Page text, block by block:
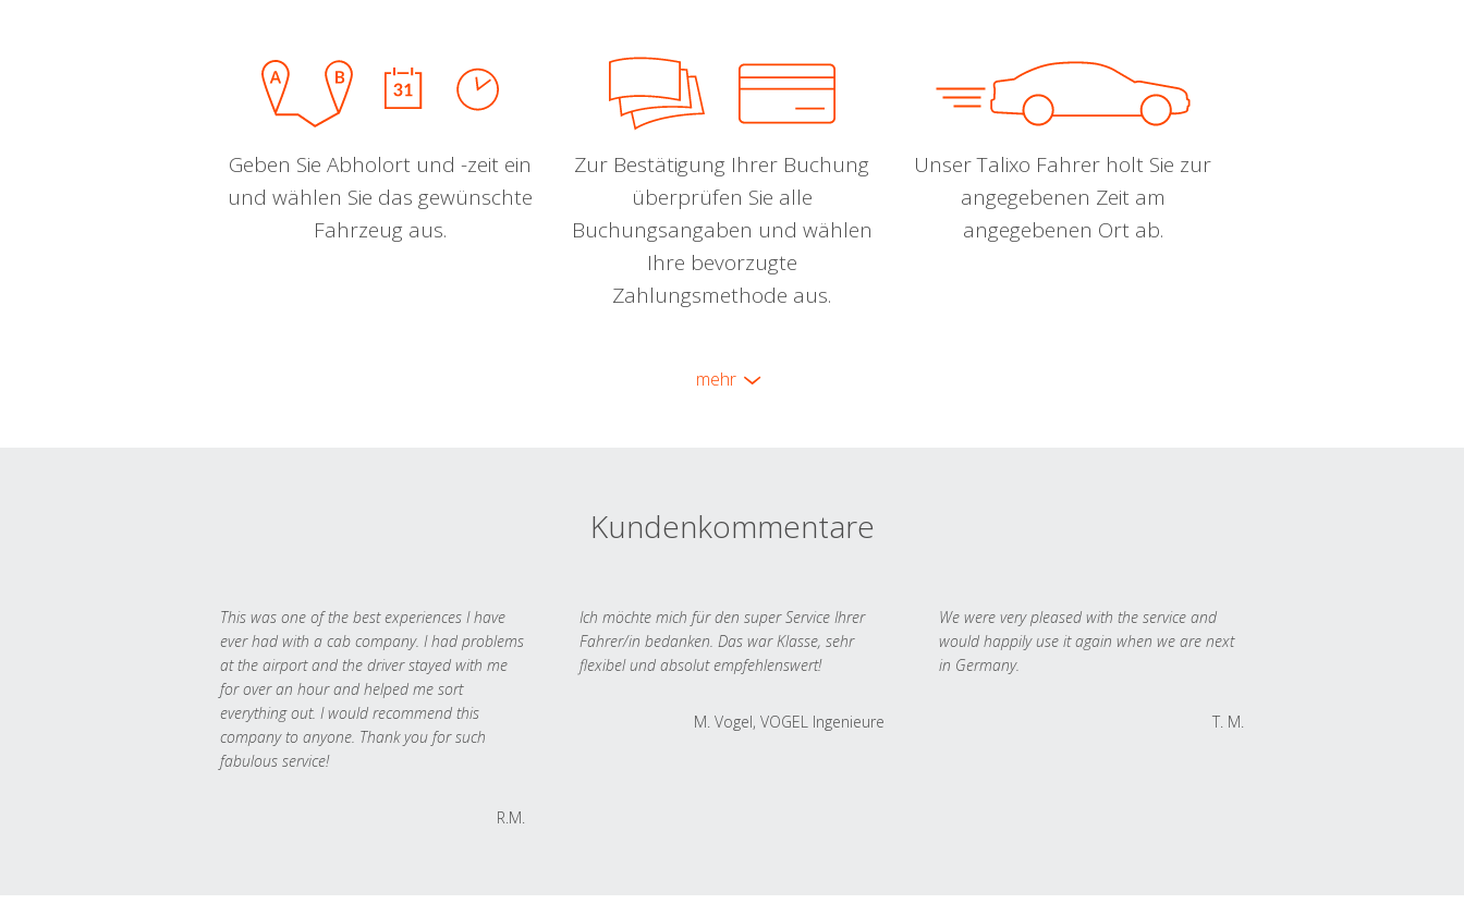
Geben Sie Abholort und -zeit ein
und wählen Sie das gewünschte
Fahrzeug aus.
Zur Bestätigung Ihrer Buchung
überprüfen Sie alle
Buchungsangaben und wählen
Ihre bevorzugte
Zahlungsmethode aus.
Unser Talixo Fahrer holt Sie zur
angegebenen Zeit am
angegebenen Ort ab.
mehr
Kundenkommentare
This was one of the best experiences I have
ever had with a cab company. I had problems
at the airport and the driver stayed with me
for over an hour and helped me sort
everything out. I would recommend this
company to anyone. Thank you for such
fabulous service!
R.M.
Ich möchte mich für den super Service Ihrer
Fahrer/in bedanken. Das war Klasse, sehr
flexibel und absolut empfehlenswert!
M. Vogel, VOGEL Ingenieure
We were very pleased with the service and
would happily use it again when we are next
in Germany.
T. M.